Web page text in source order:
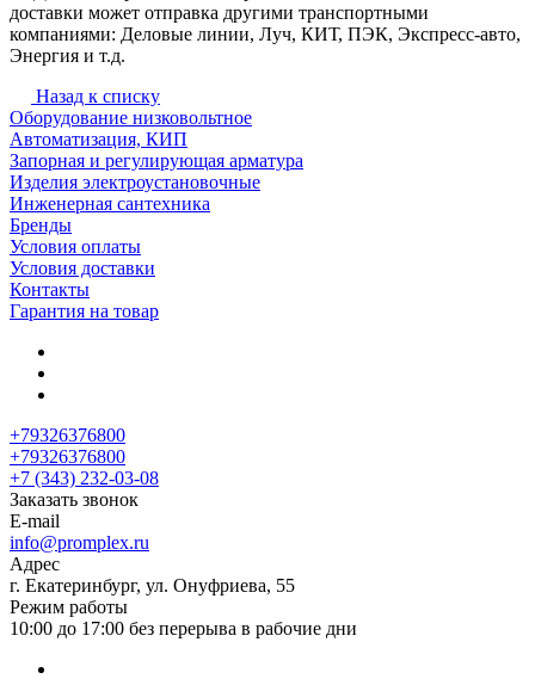
доставки может отправка другими транспортными
компаниями: Деловые линии, Луч, КИТ, ПЭК, Экспресс-авто,
Энергия и т.д.
Назад к списку
Оборудование низковольтное
Автоматизация, КИП
Запорная и регулирующая арматура
Изделия электроустановочные
Инженерная сантехника
Бренды
Условия оплаты
Условия доставки
Контакты
Гарантия на товар
+79326376800
+79326376800
+7 (343) 232-03-08
Заказать звонок
E-mail
info@promplex.ru
Адрес
г. Екатеринбург, ул. Онуфриева, 55
Режим работы
10:00 до 17:00 без перерыва в рабочие дни